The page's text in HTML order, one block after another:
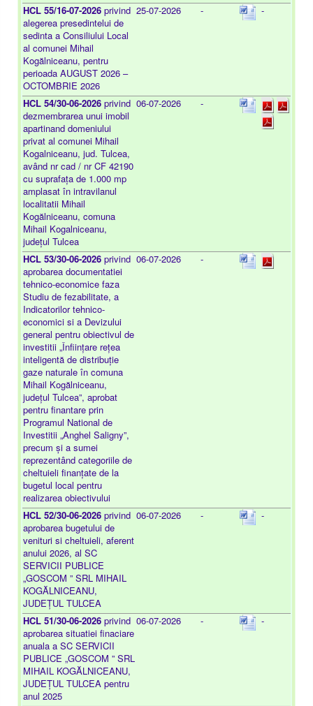
HCL 55/16-07-2026 privind
alegerea presedintelui de
sedinta a Consiliului Local
al comunei Mihail
Kogălniceanu, pentru
perioada AUGUST 2026 –
OCTOMBRIE 2026
25-07-2026 - -
HCL 54/30-06-2026 privind
dezmembrarea unui imobil
apartinand domeniului
privat al comunei Mihail
Kogalniceanu, jud. Tulcea,
având nr cad / nr CF 42190
cu suprafața de 1.000 mp
amplasat în intravilanul
localitatii Mihail
Kogălniceanu, comuna
Mihail Kogalniceanu,
județul Tulcea
06-07-2026 -
HCL 53/30-06-2026 privind
aprobarea documentatiei
tehnico-economice faza
Studiu de fezabilitate, a
Indicatorilor tehnico-
economici si a Devizului
general pentru obiectivul de
investitii „Înființare rețea
inteligentă de distribuție
gaze naturale în comuna
Mihail Kogălniceanu,
județul Tulcea”, aprobat
pentru finantare prin
Programul National de
Investitii „Anghel Saligny”,
precum și a sumei
reprezentând categoriile de
cheltuieli finanțate de la
bugetul local pentru
realizarea obiectivului
06-07-2026 -
HCL 52/30-06-2026 privind
aprobarea bugetului de
venituri si cheltuieli, aferent
anului 2026, al SC
SERVICII PUBLICE
„GOSCOM ” SRL MIHAIL
KOGĂLNICEANU,
JUDEȚUL TULCEA
06-07-2026 - -
HCL 51/30-06-2026 privind
aprobarea situatiei finaciare
anuala a SC SERVICII
PUBLICE „GOSCOM ” SRL
MIHAIL KOGĂLNICEANU,
JUDEȚUL TULCEA pentru
anul 2025
06-07-2026 - -